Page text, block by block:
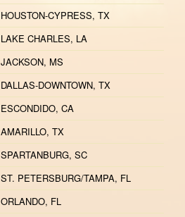
HOUSTON-CYPRESS, TX
LAKE CHARLES, LA
JACKSON, MS
DALLAS-DOWNTOWN, TX
ESCONDIDO, CA
AMARILLO, TX
SPARTANBURG, SC
ST. PETERSBURG/TAMPA, FL
ORLANDO, FL